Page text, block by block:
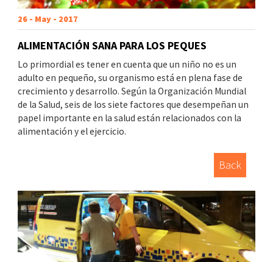
26 - May - 2017
ALIMENTACIÓN SANA PARA LOS PEQUES
Lo primordial es tener en cuenta que un niño no es un
adulto en pequeño, su organismo está en plena fase de
crecimiento y desarrollo. Según la Organización Mundial
de la Salud, seis de los siete factores que desempeñan un
papel importante en la salud están relacionados con la
alimentación y el ejercicio.
Back